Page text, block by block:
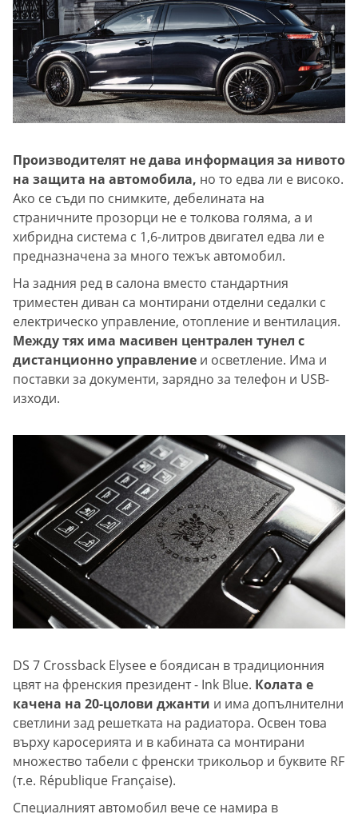
Производителят не дава информация за нивото
на защита на автомобила, но то едва ли е високо.
Ако се съди по снимките, дебелината на
страничните прозорци не е толкова голяма, а и
хибридна система с 1,6-литров двигател едва ли е
предназначена за много тежък автомобил.
На задния ред в салона вместо стандартния
триместен диван са монтирани отделни седалки с
електрическо управление, отопление и вентилация.
Между тях има масивен централен тунел с
дистанционно управление и осветление. Има и
поставки за документи, зарядно за телефон и USB-
изходи.
DS 7 Crossback Elysee е боядисан в традиционния
цвят на френския президент - Ink Blue. Колата е
качена на 20-цолови джанти и има допълнителни
светлини зад решетката на радиатора. Освен това
върху каросерията и в кабината са монтирани
множество табели с френски трикольор и буквите RF
(т.е. République Française).
Специалният автомобил вече се намира в